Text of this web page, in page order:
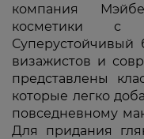
компания
косметики с
Суперустойчивый
визажистов и
представлены
которые легко
повседневному
Для придания